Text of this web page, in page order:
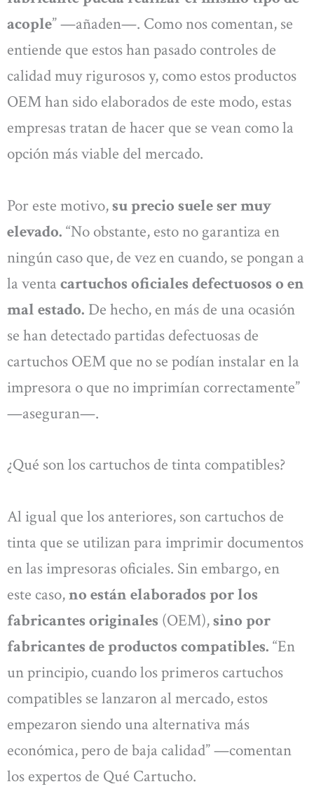
acople” —añaden—. Como nos comentan, se
entiende que estos han pasado controles de
calidad muy rigurosos y, como estos productos
OEM han sido elaborados de este modo, estas
empresas tratan de hacer que se vean como la
opción más viable del mercado.
Por este motivo,su precio suele ser muy
elevado. “No obstante, esto no garantiza en
ningún caso que, de vez en cuando, se pongan a
la venta cartuchos oficiales defectuosos o en
mal estado. De hecho, en más de una ocasión
se han detectado partidas defectuosas de
cartuchos OEM que no se podían instalar en la
impresora o que no imprimían correctamente”
—aseguran—.
¿Qué son los cartuchos de tinta compatibles?
Al igual que los anteriores, son cartuchos de
tinta que se utilizan para imprimir documentos
en las impresoras oficiales. Sin embargo, en
este caso,no están elaborados por los
fabricantes originales (OEM),sino por
fabricantes de productos compatibles. “En
un principio, cuando los primeros cartuchos
compatibles se lanzaron al mercado, estos
empezaron siendo una alternativa más
económica, pero de baja calidad” —comentan
los expertos de Qué Cartucho.